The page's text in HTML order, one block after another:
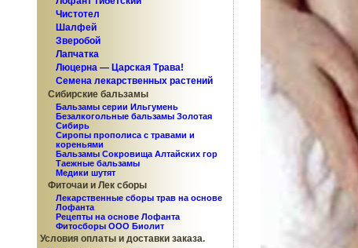
Чистотел
Шалфей
Зверобой
Лапчатка
Люцерна — Царская Трава!
Семена лекарственных растений
Сибирские бальзамы
Бальзамы серии Ильгумень
Безалкогольные бальзамы Золотая
Сибирь
Сиропы прополиса с травами и
кореньями
Бальзамы Сокровища Алтайских гор
Таежные бальзамы
Медики шутят
Фиточаи и Лек сборы
Лекарственные сборы трав на основе
Лофанта
Рецепты на основе Лофанта
Фитосборы ООО Биолит
Условия оплаты и доставки заказа.